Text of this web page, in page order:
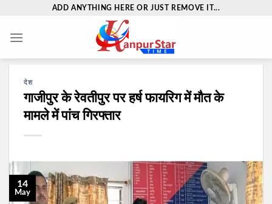
content
ADD ANYTHING HERE OR JUST REMOVE IT...
देश
गाजीपुर के रेवतीपुर पर हर्ष फायरिग में मौत के
मामले में पांच गिरफ्तार
14
May